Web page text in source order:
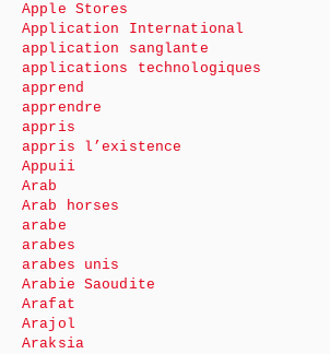
Apple Stores
Application International
application sanglante
applications technologiques
apprend
apprendre
appris
appris l’existence
Appuii
Arab
Arab horses
arabe
arabes
arabes unis
Arabie Saoudite
Arafat
Arajol
Araksia